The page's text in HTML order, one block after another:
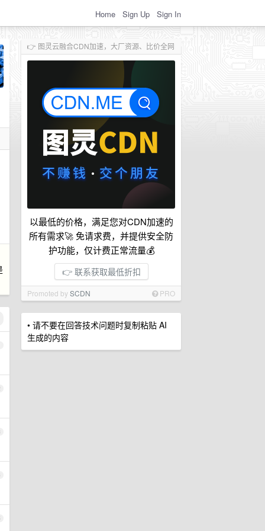
Home Sign Up Sign In
👉 图灵云融合CDN加速，大厂资源、比价全网
以最低的价格，满足您对CDN加速的
所有需求🚀 免请求费，并提供安全防
护功能，仅计费正常流量💰
👉 联系获取最低折扣
Promoted bySCDN PRO
• 请不要在回答技术问题时复制粘贴 AI
生成的内容